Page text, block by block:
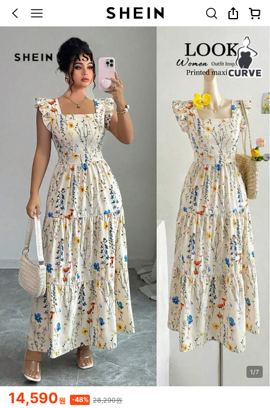
1/7
14,590원 -48% 28,290원